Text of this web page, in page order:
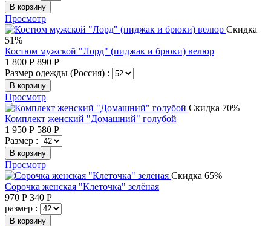
В корзину
Просмотр
Скидка
51%
Костюм мужской "Лорд" (пиджак и брюки) велюр
1 800 Р 890 Р
Размер одежды (Россия) :
В корзину
Просмотр
Скидка 70%
Комплект женский "Домашний" голубой
1 950 Р 580 Р
Размер :
В корзину
Просмотр
Скидка 65%
Сорочка женская "Клеточка" зелёная
970 Р 340 Р
размер :
В корзину